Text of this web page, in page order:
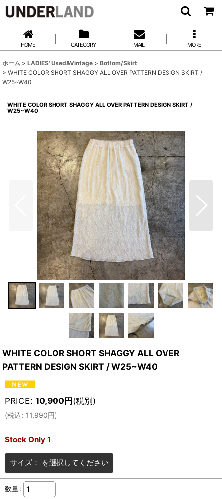
HOME CATEGORY MAIL MORE
ホーム > LADIES' Used&Vintage > Bottom/Skirt
> WHITE COLOR SHORT SHAGGY ALL OVER PATTERN DESIGN SKIRT /
W25~W40
WHITE COLOR SHORT SHAGGY ALL OVER PATTERN DESIGN SKIRT /
W25~W40
WHITE COLOR SHORT SHAGGY ALL OVER
PATTERN DESIGN SKIRT / W25~W40
PRICE: 10,900円(税別)
(税込: 11,990円)
Stock Only 1
サイズ： を選択してください
数量: